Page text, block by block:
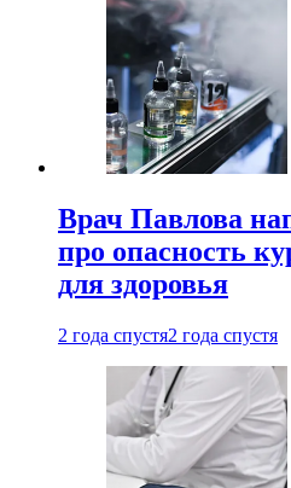
Врач Павлова
про опасность
для здоровья
2 года спустя2 года спустя